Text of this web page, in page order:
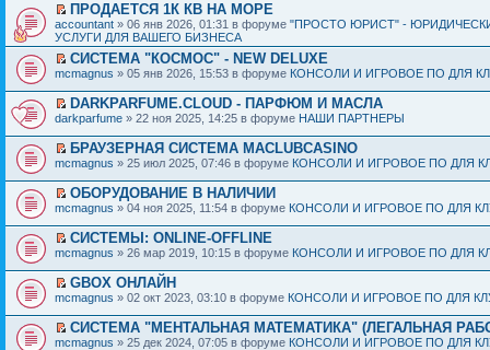
ПРОДАЕТСЯ 1К КВ НА МОРЕ
accountant » 06 янв 2026, 01:31 в форуме "ПРОСТО ЮРИСТ" -
УСЛУГИ ДЛЯ ВАШЕГО БИЗНЕСА
СИСТЕМА "КОСМОС" - NEW DELUXE
mcmagnus » 05 янв 2026, 15:53 в форуме КОНСОЛИ И ИГРОВОЕ ПО ДЛЯ
DARKPARFUME.CLOUD - ПАРФЮМ И МАСЛА
darkparfume » 22 ноя 2025, 14:25 в форуме НАШИ ПАРТНЕРЫ
БРАУЗЕРНАЯ СИСТЕМА MACLUBCASINO
mcmagnus » 25 июл 2025, 07:46 в форуме КОНСОЛИ И ИГРОВОЕ ПО ДЛЯ
ОБОРУДОВАНИЕ В НАЛИЧИИ
mcmagnus » 04 ноя 2025, 11:54 в форуме КОНСОЛИ И ИГРОВОЕ ПО ДЛЯ
СИСТЕМЫ: ONLINE-OFFLINE
mcmagnus » 26 мар 2019, 10:15 в форуме КОНСОЛИ И ИГРОВОЕ ПО ДЛЯ
GBOX ОНЛАЙН
mcmagnus » 02 окт 2023, 03:10 в форуме КОНСОЛИ И ИГРОВОЕ ПО ДЛЯ
СИСТЕМА "МЕНТАЛЬНАЯ МАТЕМАТИКА" (ЛЕГАЛЬНАЯ
mcmagnus » 25 дек 2024, 07:05 в форуме КОНСОЛИ И ИГРОВОЕ ПО ДЛЯ